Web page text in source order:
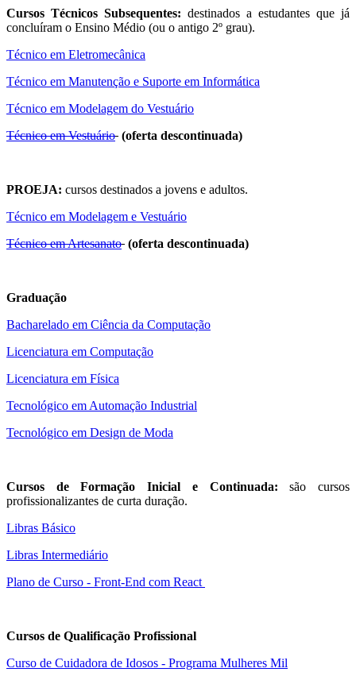
Cursos Técnicos Subsequentes: destinados a estudantes que já
concluíram o Ensino Médio (ou o antigo 2º grau).
Técnico em Eletromecânica
Técnico em Manutenção e Suporte em Informática
Técnico em Modelagem do Vestuário
Técnico em Vestuário (oferta descontinuada)
PROEJA: cursos destinados a jovens e adultos.
Técnico em Modelagem e Vestuário
Técnico em Artesanato (oferta descontinuada)
Graduação
Bacharelado em Ciência da Computação
Licenciatura em Computação
Licenciatura em Física
Tecnológico em Automação Industrial
Tecnológico em Design de Moda
Cursos de Formação Inicial e Continuada: são cursos
profissionalizantes de curta duração.
Libras Básico
Libras Intermediário
Plano de Curso - Front-End com React
Cursos de Qualificação Profissional
Curso de Cuidadora de Idosos - Programa Mulheres Mil